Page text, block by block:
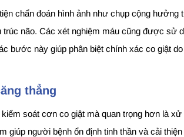
chẩn đoán hình ảnh như chụp cộng
não. Các xét nghiệm máu cũng được sử
bước này giúp phân biệt chính xác co giật
thẳng
soát cơn co giật mà quan trọng hơn là
giúp người bệnh ổn định tinh thần và cải